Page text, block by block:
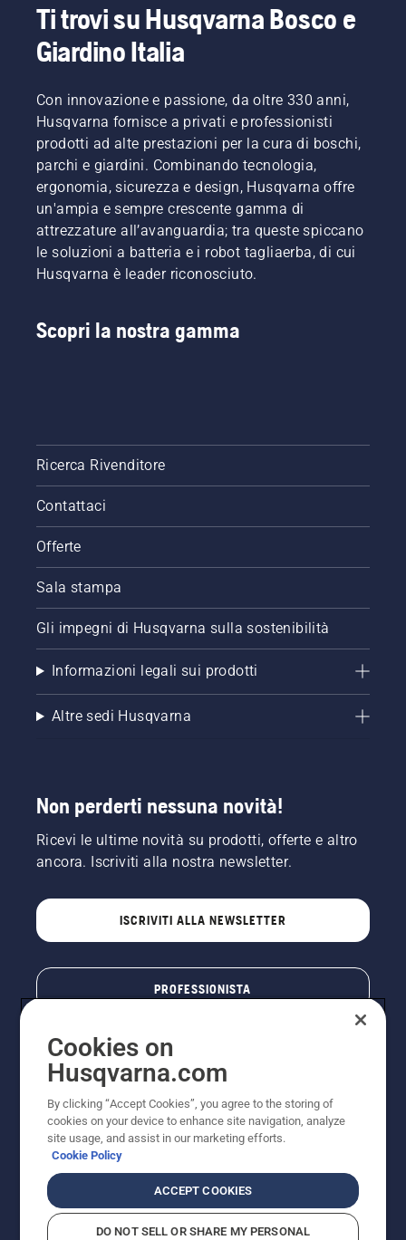
Ti trovi su Husqvarna Bosco e
Giardino Italia
Con innovazione e passione, da oltre 330 anni,
Husqvarna fornisce a privati e professionisti
prodotti ad alte prestazioni per la cura di boschi,
parchi e giardini. Combinando tecnologia,
ergonomia, sicurezza e design, Husqvarna offre
un'ampia e sempre crescente gamma di
attrezzature all’avanguardia; tra queste spiccano
le soluzioni a batteria e i robot tagliaerba, di cui
Husqvarna è leader riconosciuto.
Scopri la nostra gamma
Ricerca Rivenditore
Contattaci
Offerte
Sala stampa
Gli impegni di Husqvarna sulla sostenibilità
Informazioni legali sui prodotti
Altre sedi Husqvarna
Non perderti nessuna novità!
Ricevi le ultime novità su prodotti, offerte e altro
ancora. Iscriviti alla nostra newsletter.
ISCRIVITI ALLA NEWSLETTER
PROFESSIONISTA
© Husqvarna AB (publ). Tutti i diritti riservati. I prezzi
pubblicati si intendono raccomandati e arrotondati, non
impegnativi, comprensivi di I.V.A. vigente. FERCAD SpA
- Via Retrone, 49 - 36077 Altavilla Vic. (VI) - Capitale
Cookies on
Husqvarna.com
By clicking “Accept Cookies”, you agree to the storing of
cookies on your device to enhance site navigation, analyze
site usage, and assist in our marketing efforts.
Cookie Policy
ACCEPT COOKIES
DO NOT SELL OR SHARE MY PERSONAL